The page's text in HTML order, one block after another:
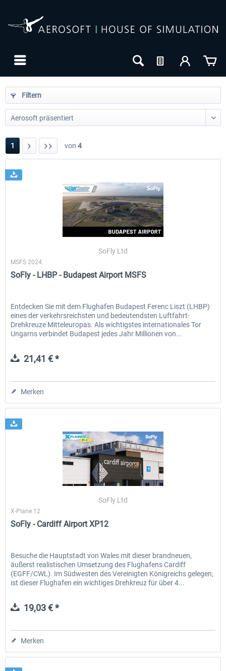
EmergencyDispatcherPro - 24h Free
Trial
0,00 € * 35,69 € *
Filtern
1 von 4
SoFly Ltd
MSFS 2024
SoFly - LHBP - Budapest Airport MSFS
Entdecken Sie mit dem Flughafen Budapest Ferenc Liszt (LHBP)
eines der verkehrsreichsten und bedeutendsten Luftfahrt-
Drehkreuze Mitteleuropas. Als wichtigstes internationales Tor
Ungarns verbindet Budapest jedes Jahr Millionen von...
21,41 € *
Merken
SoFly Ltd
X-Plane 12
SoFly - Cardiff Airport XP12
Besuche die Hauptstadt von Wales mit dieser brandneuen,
äußerst realistischen Umsetzung des Flughafens Cardiff
(EGFF/CWL). Im Südwesten des Vereinigten Königreichs gelegen,
ist dieser Flughafen ein wichtiges Drehkreuz für über 4...
19,03 € *
Merken